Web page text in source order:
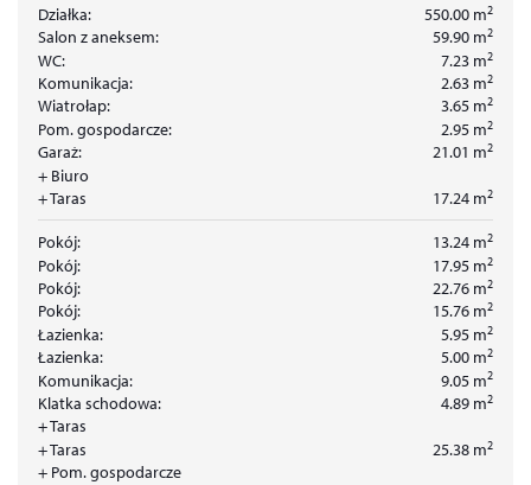
Działka: 550.00 m2
Salon z aneksem: 59.90 m2
WC: 7.23 m2
Komunikacja: 2.63 m2
Wiatrołap: 3.65 m2
Pom. gospodarcze: 2.95 m2
Garaż: 21.01 m2
+ Biuro
+ Taras
17.24 m2
Pokój: 13.24 m2
Pokój: 17.95 m2
Pokój: 22.76 m2
Pokój: 15.76 m2
Łazienka: 5.95 m2
Łazienka: 5.00 m2
Komunikacja: 9.05 m2
Klatka schodowa: 4.89 m2
+ Taras
+ Taras
25.38 m2
+ Pom. gospodarcze